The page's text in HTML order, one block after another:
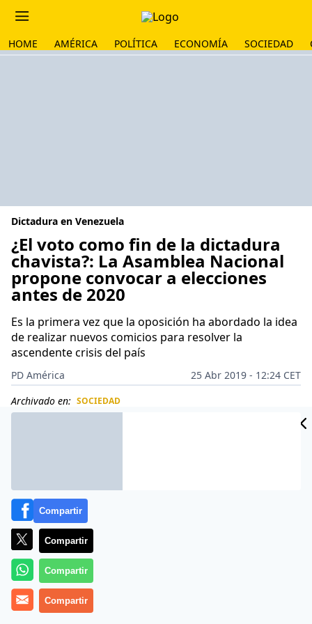
HOME AMÉRICA POLÍTICA ECONOMÍA SOCIEDAD
Dictadura en Venezuela
¿El voto como fin de la dictadura
chavista?: La Asamblea Nacional
propone convocar a elecciones
antes de 2020
Es la primera vez que la oposición ha abordado la idea
de realizar nuevos comicios para resolver la
ascendente crisis del país
PD América
25 Abr 2019 - 12:24 CET
Archivado en: SOCIEDAD
Compartir
Compartir
Compartir
Compartir